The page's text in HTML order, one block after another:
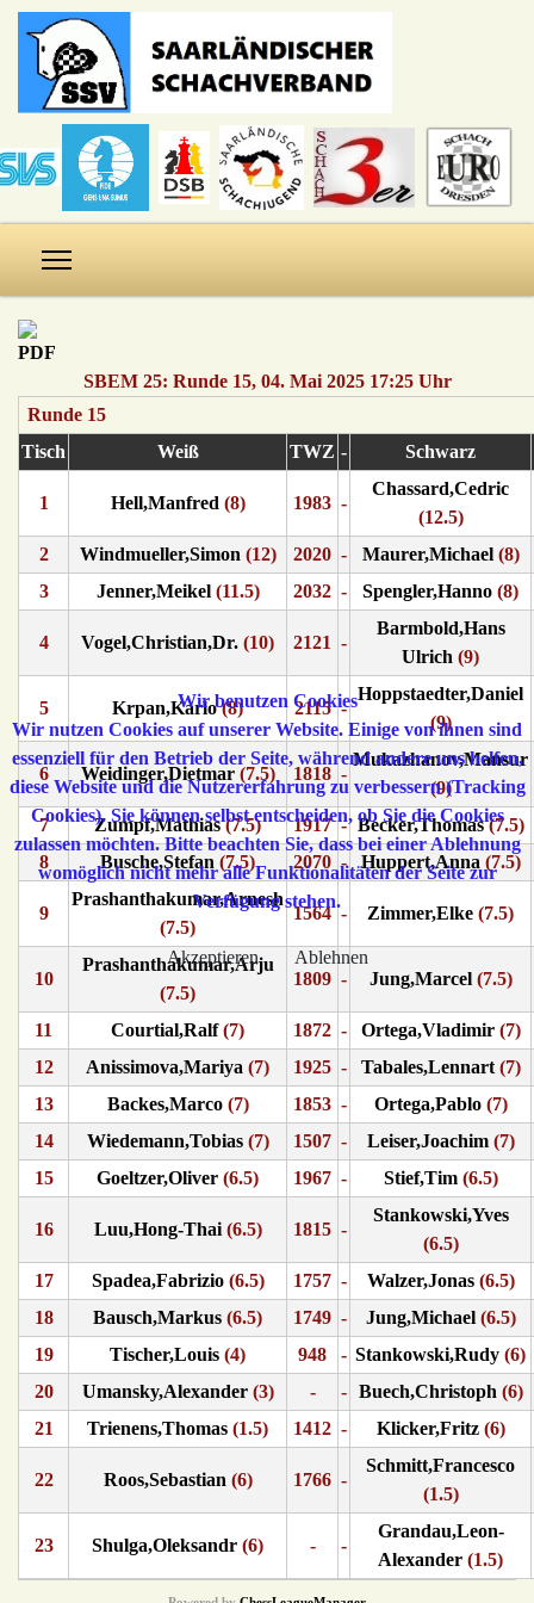
SBEM 25: Runde 15, 04. Mai 2025 17:25 Uhr
Runde 15
Tisch
Weiß TWZ - Schwarz
1 Hell,Manfred (8) 1983 -
Chassard,Cedric
(12.5)
2
Windmueller,Simon (12) 2020 - Maurer,Michael(8)
3
Jenner,Meikel(11.5) 2032 - Spengler,Hanno (8)
4 Vogel,Christian,Dr. (10) 2121 -
Barmbold,Hans
Ulrich (9)
5 Krpan,Karlo(8) 2115 -
Hoppstaedter,Daniel
(9)
6 Weidinger,Dietmar(7.5) 1818 -
Mukazhanov,Mansur
(9)
7
Zumpf,Mathias(7.5) 1917 - Becker,Thomas(7.5)
8
Busche,Stefan (7.5) 2070 - Huppert,Anna (7.5)
9
Prashanthakumar,Arnesh
(7.5)
1564 - Zimmer,Elke (7.5)
10
Prashanthakumar,Arju
(7.5)
1809 - Jung,Marcel(7.5)
11 Courtial,Ralf(7) 1872 - Ortega,Vladimir(7)
12
Anissimova,Mariya (7) 1925 - Tabales,Lennart(7)
13
Backes,Marco(7) 1853 - Ortega,Pablo(7)
14
Wiedemann,Tobias(7) 1507 - Leiser,Joachim(7)
15
Goeltzer,Oliver (6.5) 1967 - Stief,Tim(6.5)
16 Luu,Hong-Thai(6.5) 1815 -
Stankowski,Yves
(6.5)
17
Spadea,Fabrizio(6.5) 1757 - Walzer,Jonas(6.5)
18
Bausch,Markus (6.5) 1749 - Jung,Michael(6.5)
19
Tischer,Louis (4) 948 - Stankowski,Rudy (6)
20
Umansky,Alexander(3) - - Buech,Christoph (6)
21
Trienens,Thomas (1.5) 1412 - Klicker,Fritz(6)
22 Roos,Sebastian (6) 1766 -
Schmitt,Francesco
(1.5)
23 Shulga,Oleksandr (6) - -
Grandau,Leon-
Alexander (1.5)
Wir benutzen Cookies
Wir nutzen Cookies auf unserer Website. Einige von ihnen sind
essenziell für den Betrieb der Seite, während andere uns helfen,
diese Website und die Nutzererfahrung zu verbessern (Tracking
Cookies). Sie können selbst entscheiden, ob Sie die Cookies
zulassen möchten. Bitte beachten Sie, dass bei einer Ablehnung
womöglich nicht mehr alle Funktionalitäten der Seite zur
Verfügung stehen.
Akzeptieren Ablehnen